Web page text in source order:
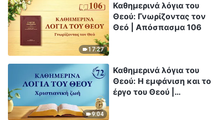
17:27
Καθημερινά λόγια του
Θεού: Γνωρίζοντας τον
Θεό | Απόσπασμα 106
9:04
Καθημερινά λόγια του
Θεού: Η εμφάνιση και το
έργο του Θεού |